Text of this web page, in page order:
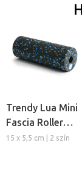
Trendy Lua Mini
Fascia Roller
SMR masszázs
15 x 5,5 cm | 2 szín